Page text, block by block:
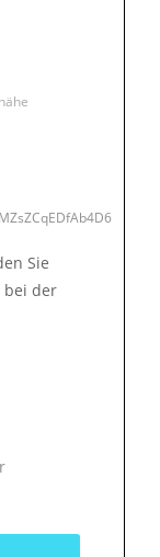
Sie
bei der